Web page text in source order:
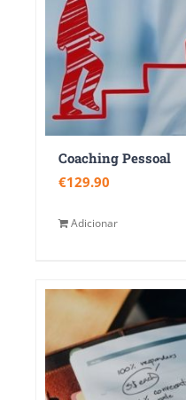
Coaching Pessoal
€129.90
Adicionar